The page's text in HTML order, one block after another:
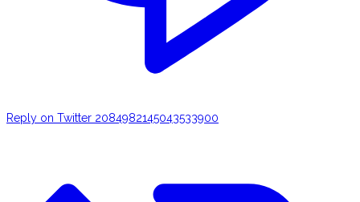
Reply on Twitter 2084982145043533900